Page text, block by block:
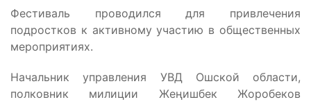
Фестиваль проводился для привлечения
подростков к активному участию в общественных
мероприятиях.
Начальник управления УВД Ошской области,
полковник милиции Жеңишбек Жоробеков